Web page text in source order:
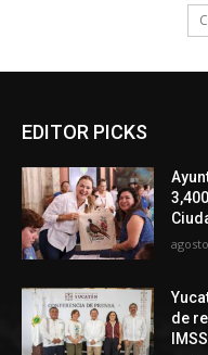
EDITOR PICKS
de